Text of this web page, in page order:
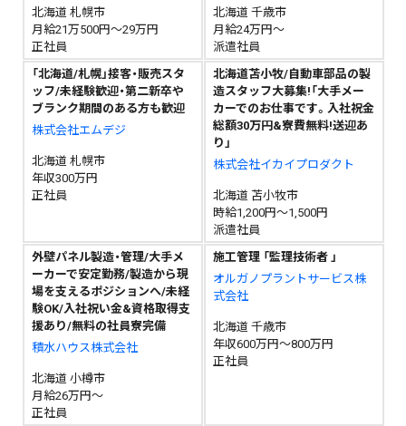
北海道 札幌市
月給21万500円～29万円
正社員
北海道 千歳市
月給24万円～
派遣社員
「北海道/札幌」接客・販売スタ
ッフ/未経験歓迎・第二新卒や
ブランク期間のある方も歓迎
株式会社エムデジ
北海道 札幌市
年収300万円
正社員
北海道苫小牧/自動車部品の製
造スタッフ大募集!「大手メー
カーでのお仕事です。入社祝金
総額30万円&寮費無料!送迎あ
り」
株式会社イカイプロダクト
北海道 苫小牧市
時給1,200円～1,500円
派遣社員
外壁パネル製造・管理/大手メ
ーカーで安定勤務/製造から現
場を支えるポジションへ/未経
験OK/入社祝い金&資格取得支
援あり/無料の社員寮完備
積水ハウス株式会社
北海道 小樽市
月給26万円～
正社員
施工管理 「監理技術者 」
オルガノプラントサービス株
式会社
北海道 千歳市
年収600万円～800万円
正社員